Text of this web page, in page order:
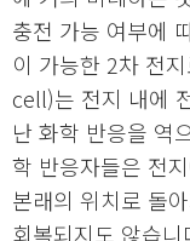
충전 가능 여부에
이 가능한 2차 전
cell)는 전지 내에
난 화학 반응을 역
학 반응자들은 전
본래의 위치로 돌
회복되지도 않습